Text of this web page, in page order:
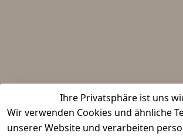
Ihre Privatsphäre ist uns
Wir verwenden Cookies und ähnliche
unserer Website und verarbeiten